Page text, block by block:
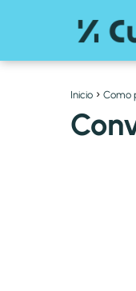
Inicio Como